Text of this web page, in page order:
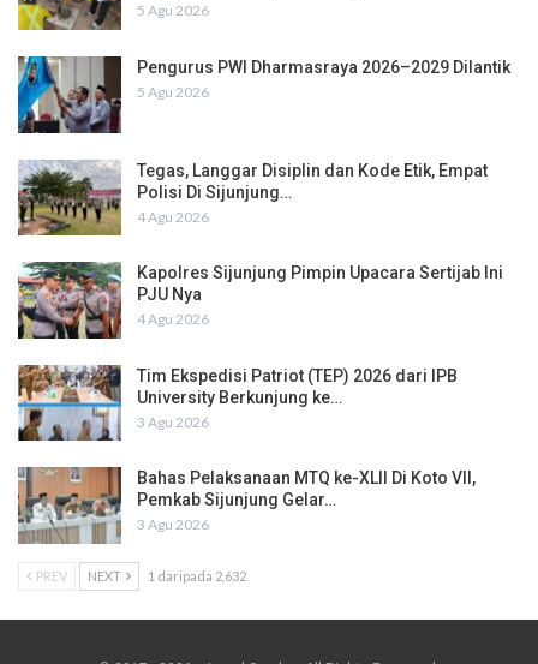
5 Agu 2026
Pengurus PWI Dharmasraya 2026–2029 Dilantik
5 Agu 2026
Tegas, Langgar Disiplin dan Kode Etik, Empat
Polisi Di Sijunjung…
4 Agu 2026
Kapolres Sijunjung Pimpin Upacara Sertijab Ini
PJU Nya
4 Agu 2026
Tim Ekspedisi Patriot (TEP) 2026 dari IPB
University Berkunjung ke…
3 Agu 2026
Bahas Pelaksanaan MTQ ke-XLII Di Koto VII,
Pemkab Sijunjung Gelar…
3 Agu 2026
PREV NEXT 1 daripada 2,632